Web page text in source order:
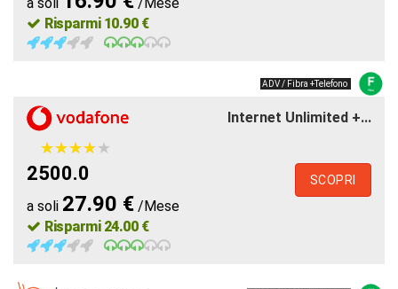
Risparmi 10.90 €
ADV / Fibra +Telefono
Internet Unlimited +...
★★★★★
★★★★★
2500.0
a soli 27.90 € /Mese
Risparmi 24.00 €
SCOPRI